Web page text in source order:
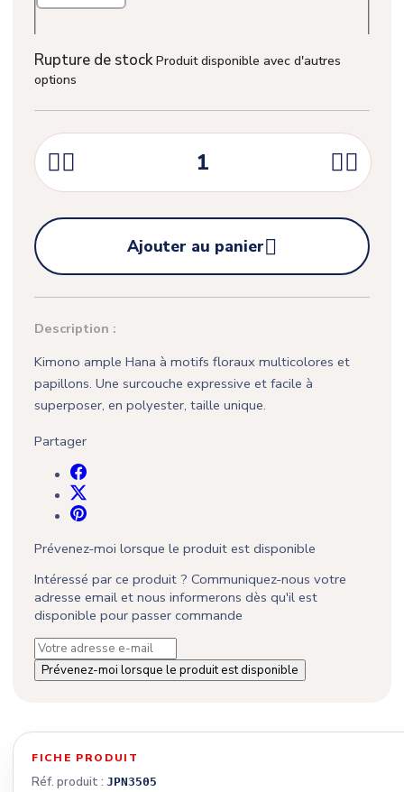
Rupture de stock Produit disponible avec d'autres
options
 

Ajouter au panier
Description :
Kimono ample Hana à motifs floraux multicolores et
papillons. Une surcouche expressive et facile à
superposer, en polyester, taille unique.
Partager
Prévenez-moi lorsque le produit est disponible
Intéressé par ce produit ? Communiquez-nous votre
adresse email et nous informerons dès qu'il est
disponible pour passer commande
Prévenez-moi lorsque le produit est disponible
FICHE PRODUIT
Réf. produit : JPN3505